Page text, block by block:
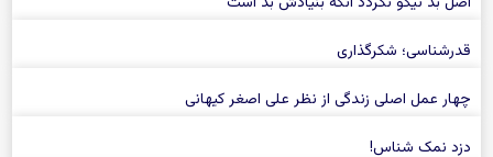
قدرشناسی؛ شکرگذاری
چهار عمل اصلی زندگی از نظر علی اصغر کیهانی
دزد نمک شناس!